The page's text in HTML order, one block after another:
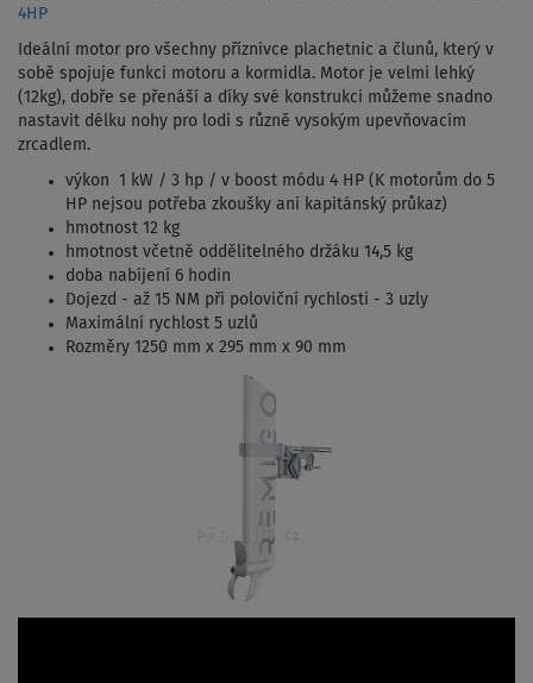
4HP
Ideální motor pro všechny příznivce plachetnic a člunů, který v
sobě spojuje funkci motoru a kormidla. Motor je velmi lehký
(12kg), dobře se přenáší a díky své konstrukci můžeme snadno
nastavit délku nohy pro lodi s různě vysokým upevňovacím
zrcadlem.
výkon 1 kW / 3 hp / v boost módu 4 HP (K motorům do 5
HP nejsou potřeba zkoušky ani kapitánský průkaz)
hmotnost 12 kg
hmotnost včetně oddělitelného držáku 14,5 kg
doba nabíjení 6 hodin
Dojezd - až 15 NM při poloviční rychlosti - 3 uzly
Maximální rychlost 5 uzlů
Rozměry 1250 mm x 295 mm x 90 mm